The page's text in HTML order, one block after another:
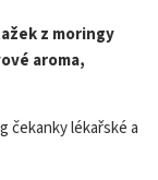
z moringy
aroma,
čekanky lékařské a